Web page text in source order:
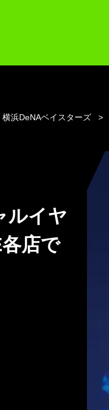
横浜DeNAベイスターズ
ルイヤ
店で